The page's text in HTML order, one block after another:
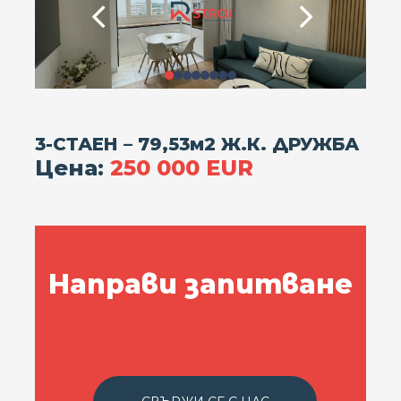
3-СТАЕН – 79,53м2 Ж.К. ДРУЖБА
Цена: 250 000 EUR
Направи запитване